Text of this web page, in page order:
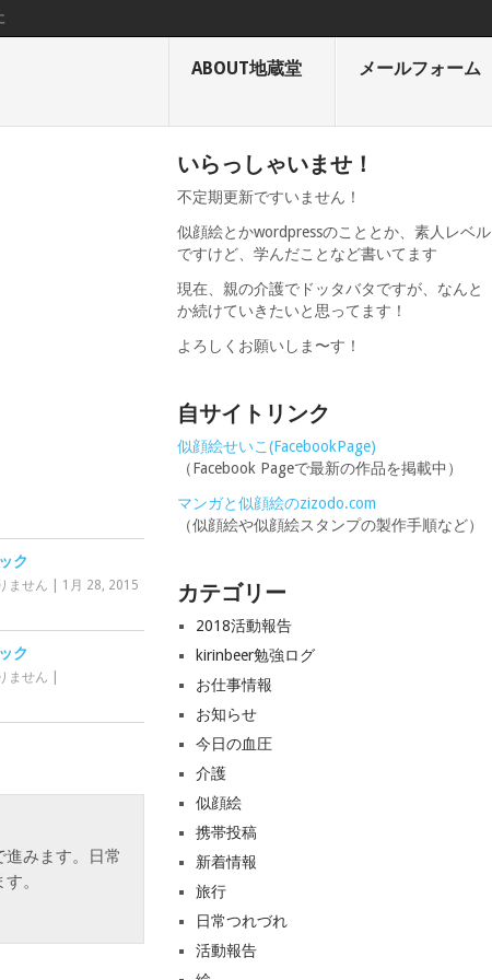
ABOUT地蔵堂 メールフォーム
ク
ません 1月 28, 2015
ク
ません
みます。日常
。
いらっしゃいませ！
不定期更新ですいません！
似顔絵とかwordpressのこととか、素人レベル
ですけど、学んだことなど書いてます
現在、親の介護でドッタバタですが、なんと
か続けていきたいと思ってます！
よろしくお願いしま〜す！
自サイトリンク
似顔絵せいこ(FacebookPage)
（Facebook Pageで最新の作品を掲載中）
マンガと似顔絵のzizodo.com
（似顔絵や似顔絵スタンプの製作手順など）
カテゴリー
2018活動報告
kirinbeer勉強ログ
お仕事情報
お知らせ
今日の血圧
介護
似顔絵
携帯投稿
新着情報
旅行
日常つれづれ
活動報告